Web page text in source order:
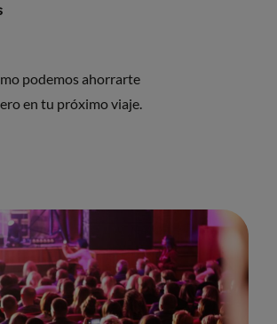
podemos ahorrarte
en tu próximo viaje.